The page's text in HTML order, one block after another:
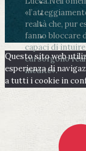
realtà che, pur
fanno bloccare
capaci di
cui sorgono
inedite».
Questo sito web
esperienza di
a tutti i cookie in